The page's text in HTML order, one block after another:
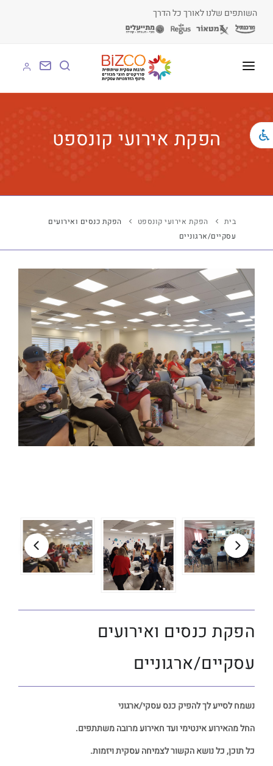
השותפים שלנו לאורך כל הדרך
על BIZCO
BIZCO לעסקים
לומדים עם BIZCO
הפקת אירועי קונספט
בית הפקת אירועי קונספט
הפקת כנסים ואירועים
עסקיים/ארגוניים
הפקת כנסים ואירועים
עסקיים/ארגוניים
נשמח לסייע לך להפיק כנס עסקי/ארגוני
החל מהאירוע אינטימי ועד חאירוע מרובה משתתפים.
כל תוכן, כל נושא הקשור לצמיחה עסקית ויזמות.